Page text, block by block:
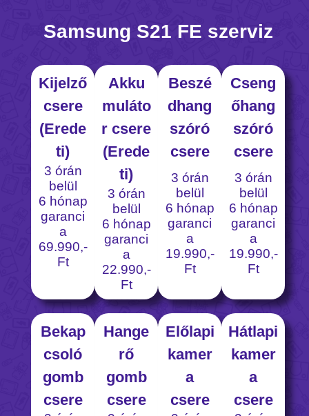
Samsung S21 FE szerviz
Kijelző
csere
(Erede
ti)
3 órán
belül
6 hónap
garanci
a
69.990,-
Ft
Akku
muláto
r csere
(Erede
ti)
3 órán
belül
6 hónap
garanci
a
22.990,-
Ft
Beszé
dhang
szóró
csere
3 órán
belül
6 hónap
garanci
a
19.990,-
Ft
Cseng
őhang
szóró
csere
3 órán
belül
6 hónap
garanci
a
19.990,-
Ft
Bekap
csoló
gomb
csere
Hange
rő
gomb
csere
Előlapi
kamer
a
csere
Hátlapi
kamer
a
csere